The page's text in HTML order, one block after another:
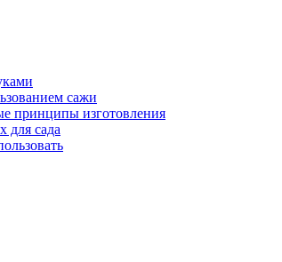
сажи
принципы изготовления
для сада